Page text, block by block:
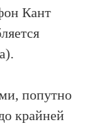
Кант
попутно
крайней